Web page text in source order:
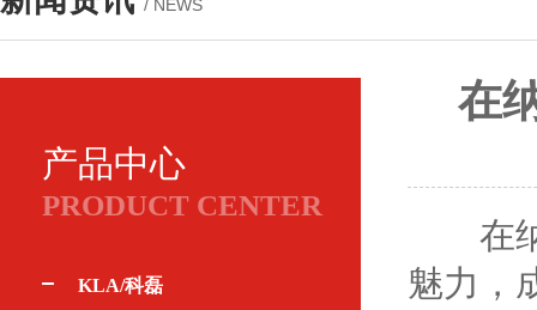
/ NEWS
产品中心
PRODUCT CENTER
KLA/科磊
在
在纳
魅力，